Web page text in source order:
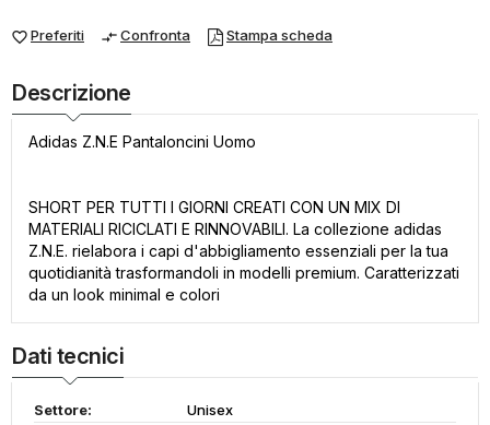
favorite_borderPreferiti compare_arrowsConfronta Stampa scheda
Descrizione
Adidas Z.N.E Pantaloncini Uomo
SHORT PER TUTTI I GIORNI CREATI CON UN MIX DI
MATERIALI RICICLATI E RINNOVABILI. La collezione adidas
Z.N.E. rielabora i capi d'abbigliamento essenziali per la tua
quotidianità trasformandoli in modelli premium. Caratterizzati
da un look minimal e colori
Dati tecnici
Settore:
Unisex